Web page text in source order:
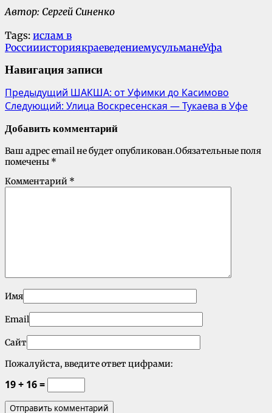
Автор: Сергей Синенко
Tags: ислам в
РоссииисториякраеведениемусульманеУфа
Навигация записи
Предыдущий ШАКША: от Уфимки до Касимово
Следующий: Улица Воскресенская — Тукаева в Уфе
Добавить комментарий
Ваш адрес email не будет опубликован.Обязательные поля
помечены *
Комментарий *
Имя
Email
Сайт
Пожалуйста, введите ответ цифрами:
19 + 16 =